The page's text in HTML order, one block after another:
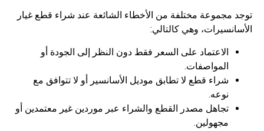
توجد مجموعة مختلفة من الأخطاء الشائعة عند شراء قطع غيار
الأسانسيرات، وهي كالتالي:
الاعتماد على السعر فقط دون النظر إلى الجودة أو
المواصفات.
شراء قطع لا تطابق موديل الأسانسير أو لا تتوافق مع
نوعه.
تجاهل مصدر القطع والشراء عبر موردين غير معتمدين أو
مجهولين.